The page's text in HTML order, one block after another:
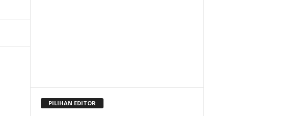
PILIHAN EDITOR